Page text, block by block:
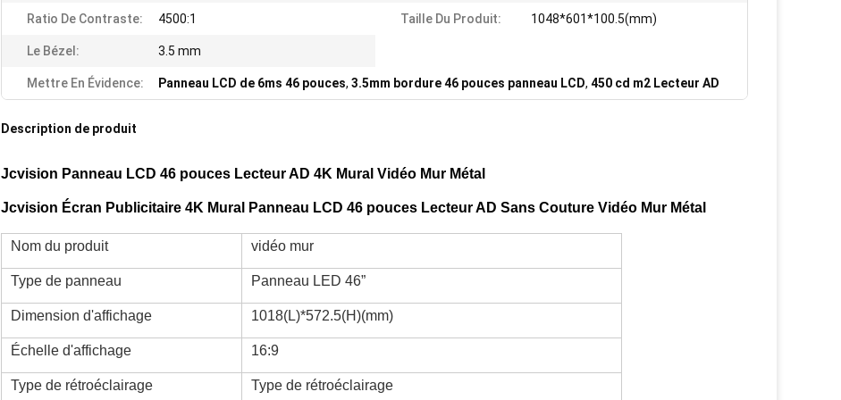
Ratio De Contraste: 4500:1 Taille Du Produit: 1048*601*100.5(mm)
Le Bézel: 3.5 mm
Mettre En Évidence: Panneau LCD de 6ms 46 pouces, 3.5mm bordure 46 pouces panneau LCD, 450 cd m2 Lecteur AD
Description de produit
Jcvision Panneau LCD 46 pouces Lecteur AD 4K Mural Vidéo Mur Métal
Jcvision Écran Publicitaire 4K Mural Panneau LCD 46 pouces Lecteur AD Sans Couture Vidéo Mur Métal
Nom du produit vidéo mur
Type de panneau Panneau LED 46”
Dimension d'affichage 1018(L)*572.5(H)(mm)
Échelle d'affichage 16:9
Type de rétroéclairage Type de rétroéclairage